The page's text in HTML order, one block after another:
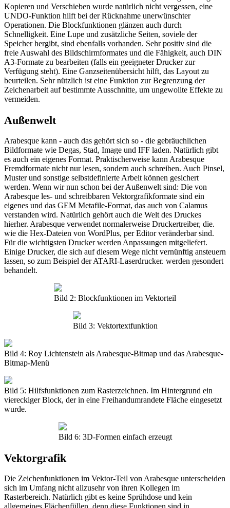
Kopieren und Verschieben wurde natürlich nicht vergessen, eine
UNDO-Funktion hilft bei der Rücknahme unerwünschter
Operationen. Die Blockfunktionen glänzen auch durch
Schnelligkeit. Eine Lupe und zusätzliche Seiten, soviele der
Speicher hergibt, sind ebenfalls vorhanden. Sehr positiv sind die
freie Auswahl des Bildschirmformates und die Fähigkeit, auch DIN
A3-Formate zu bearbeiten (falls ein geeigneter Drucker zur
Verfügung steht). Eine Ganzseitenübersicht hilft, das Layout zu
beurteilen. Sehr nützlich ist eine Funktion zur Begrenzung der
Zeichenarbeit auf bestimmte Ausschnitte, um ungewollte Effekte zu
vermeiden.
Außenwelt
Arabesque kann - auch das gehört sich so - die gebräuchlichen
Bildformate wie Degas, Stad, Image und IFF laden. Natürlich gibt
es auch ein eigenes Format. Praktischerweise kann Arabesque
Fremdformate nicht nur lesen, sondern auch schreiben. Auch Pinsel,
Muster und sonstige selbstdefinierte Arbeit können gesichert
werden. Wenn wir nun schon bei der Außenwelt sind: Die von
Arabesque les- und schreibbaren Vektorgrafikformate sind ein
eigenes und das GEM Metafile-Format, das auch von Calamus
verstanden wird. Natürlich gehört auch die Welt des Druckes
hierher. Arabesque verwendet normalerweise Druckertreiber, die.
wie die Hex-Dateien von WordPlus, per Editor veränderbar sind.
Für die wichtigsten Drucker werden Anpassungen mitgeliefert.
Einige Drucker, die sich auf diesem Wege nicht vernünftig ansteuern
lassen, so zum Beispiel der ATARI-Laserdrucker. werden gesondert
behandelt.
Bild 2: Blockfunktionen im Vektorteil
Bild 3: Vektortextfunktion
Bild 4: Roy Lichtenstein als Arabesque-Bitmap und das Arabesque-
Bitmap-Menü
Bild 5: Hilfsfunktionen zum Rasterzeichnen. Im Hintergrund ein
viereckiger Block, der in eine Freihandumrandete Fläche eingesetzt
wurde.
Bild 6: 3D-Formen einfach erzeugt
Vektorgrafik
Die Zeichenfunktionen im Vektor-Teil von Arabesque unterscheiden
sich im Umfang nicht allzusehr von ihren Kollegen im
Rasterbereich. Natürlich gibt es keine Sprühdose und kein